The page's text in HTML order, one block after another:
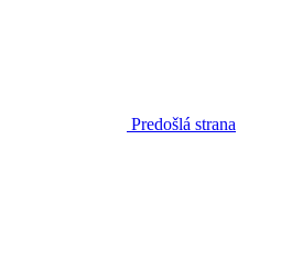
Predošlá strana